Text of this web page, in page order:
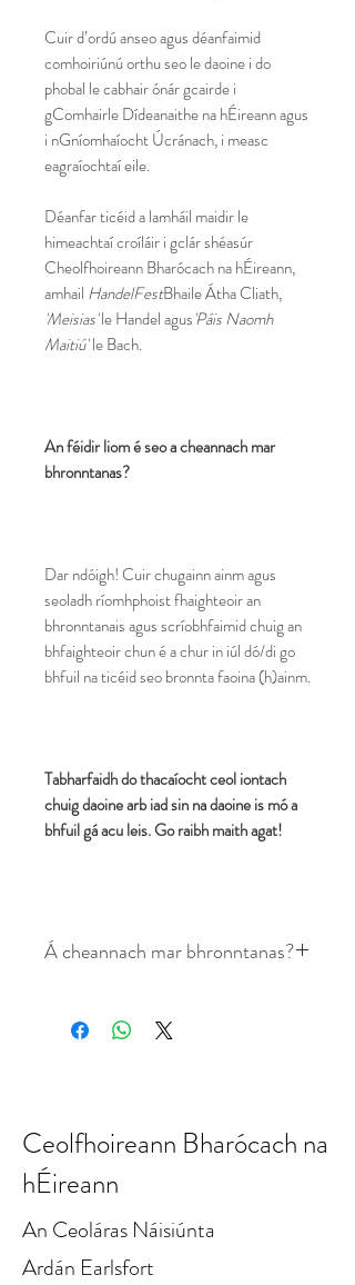
Cuir d’ordú anseo agus déanfaimid
comhoiriúnú orthu seo le daoine i do
phobal le cabhair ónár gcairde i
gComhairle Dídeanaithe na hÉireann agus
i nGníomhaíocht Úcránach, i measc
eagraíochtaí eile.
Déanfar ticéid a lamháil maidir le
himeachtaí croíláir i gclár shéasúr
Cheolfhoireann Bharócach na hÉireann,
amhail HandelFestBhaile Átha Cliath,
'Meisias'le Handel agus'Páis Naomh
Maitiú'le Bach.
An féidir liom é seo a cheannach mar
bhronntanas?
Dar ndóigh! Cuir chugainn ainm agus
seoladh ríomhphoist fhaighteoir an
bhronntanais agus scríobhfaimid chuig an
bhfaighteoir chun é a chur in iúl dó/di go
bhfuil na ticéid seo bronnta faoina (h)ainm.
Tabharfaidh do thacaíocht ceol iontach
chuig daoine arb iad sin na daoine is mó a
bhfuil gá acu leis. Go raibh maith agat!
Á cheannach mar bhronntanas?
Cuir ainm agus seoladh
Déanfaimid é seo a chomhoiriúnú
le d’ordú agus cuirfimid in iúl don
fíordheas déanta agat faoina
(h)ainm.
Ceolfhoireann Bharócach na
hÉireann
An Ceoláras Náisiúnta
Ardán Earlsfort